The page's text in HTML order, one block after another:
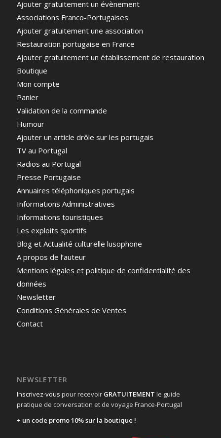
Ajouter gratuitement un évènement
Associations Franco-Portugaises
Ajouter gratuitement une association
Restauration portugaise en France
Ajouter gratuitement un établissement de restauration
Boutique
Mon compte
Panier
Validation de la commande
Humour
Ajouter un article drôle sur les portugais
TV au Portugal
Radios au Portugal
Presse Portugaise
Annuaires téléphoniques portugais
Informations Administratives
Informations touristiques
Les exploits sportifs
Blog et Actualité culturelle lusophone
A propos de l’auteur
Mentions légales et politique de confidentialité des
données
Newsletter
Conditions Générales de Ventes
Contact
NEWSLETTER
Inscrivez-vous pour recevoir GRATUITEMENT le guide
pratique de conversation et de voyage France-Portugal
+ un code promo 10% sur la boutique !